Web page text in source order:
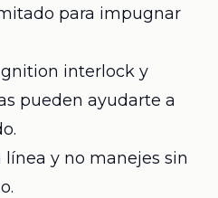
para impugnar
interlock y
pueden ayudarte a
y no manejes sin